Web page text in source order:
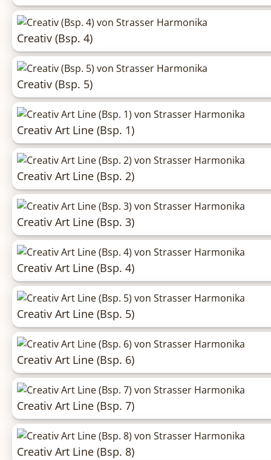
Creativ (Bsp. 4)
Creativ (Bsp. 5)
Creativ Art Line (Bsp. 1)
Creativ Art Line (Bsp. 2)
Creativ Art Line (Bsp. 3)
Creativ Art Line (Bsp. 4)
Creativ Art Line (Bsp. 5)
Creativ Art Line (Bsp. 6)
Creativ Art Line (Bsp. 7)
Creativ Art Line (Bsp. 8)